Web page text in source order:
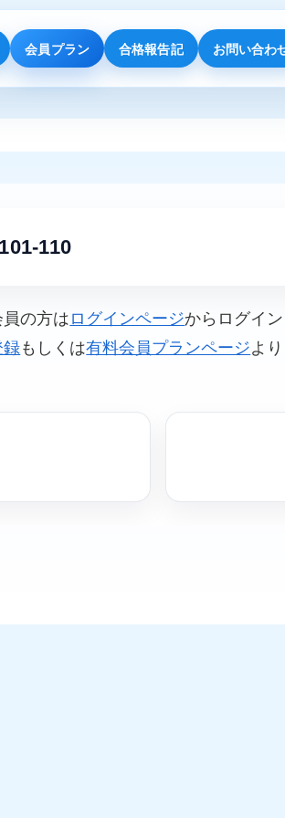
会員プラン 合格報告記 お問い合わ
110
の方は ログインページからログイン
録もしくは有料会員プランページよ